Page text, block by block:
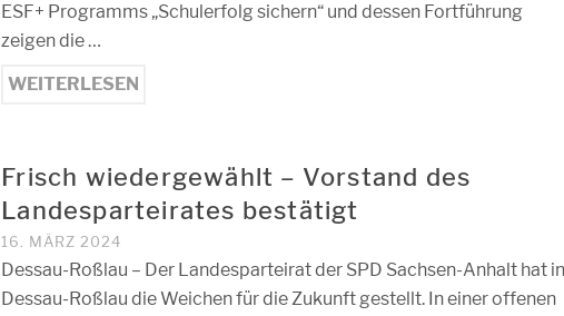
ESF+ Programms „Schulerfolg sichern“ und dessen Fortführung
zeigen die …
WEITERLESEN
Frisch wiedergewählt – Vorstand des
Landesparteirates bestätigt
16. MÄRZ 2024
Dessau-Roßlau – Der Landesparteirat der SPD Sachsen-Anhalt hat
Dessau-Roßlau die Weichen für die Zukunft gestellt. In einer offenen